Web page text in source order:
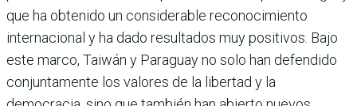
que ha obtenido un considerable reconocimiento
internacional y ha dado resultados muy positivos. Bajo
este marco, Taiwán y Paraguay no solo han defendido
conjuntamente los valores de la libertad y la